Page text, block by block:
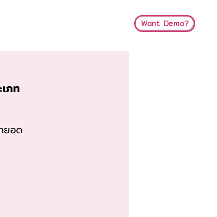
Want Demo?
ภท
ยอด